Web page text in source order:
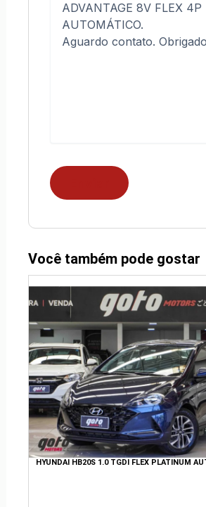
Você também pode gostar
HYUNDAI HB20S 1.0 TGDI FLEX PLATINUM